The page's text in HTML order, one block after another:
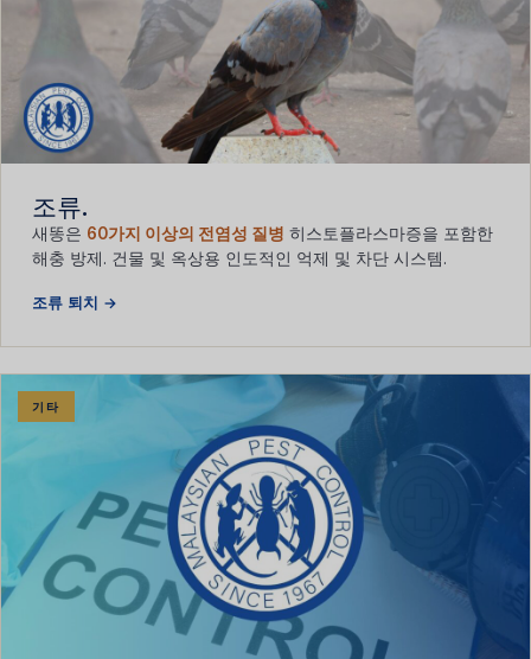
조류.
새똥은 60가지 이상의 전염성 질병 히스토플라스마증을 포함한
해충 방제. 건물 및 옥상용 인도적인 억제 및 차단 시스템.
조류 퇴치 →
기타